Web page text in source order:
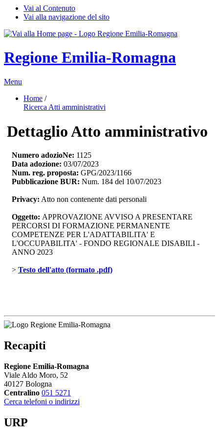
Vai al Contenuto
Vai alla navigazione del sito
Regione Emilia-Romagna
Menu
Home /
Ricerca Atti amministrativi
Dettaglio Atto amministrativo
Numero adozioNe: 1125
Data adozione: 03/07/2023
Num. reg. proposta: GPG/2023/1166
Pubblicazione BUR: Num. 184 del 10/07/2023
Privacy: Atto non contenente dati personali
Oggetto: APPROVAZIONE AVVISO A PRESENTARE
PERCORSI DI FORMAZIONE PERMANENTE
COMPETENZE PER L'ADATTABILITA' E
L'OCCUPABILITA' - FONDO REGIONALE DISABILI -
ANNO 2023
> Testo dell'atto (formato .pdf)
Recapiti
Regione Emilia-Romagna
Viale Aldo Moro, 52
40127 Bologna
Centralino 051 5271
Cerca telefoni o indirizzi
URP